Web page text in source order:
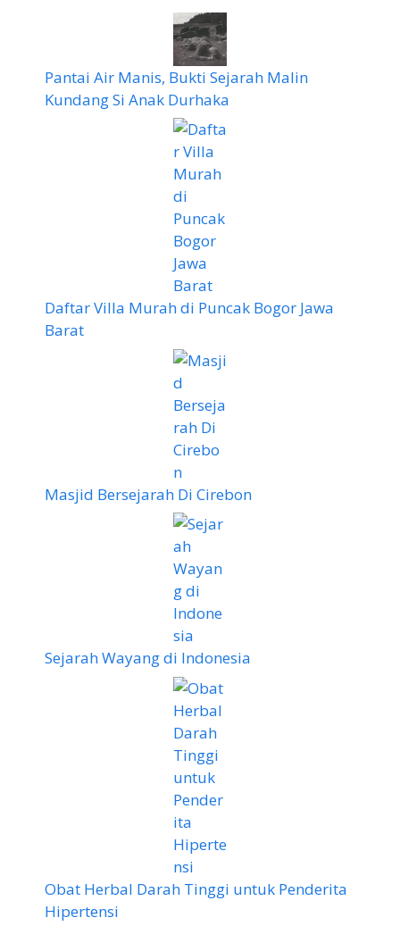
Pantai Air Manis, Bukti Sejarah Malin
Kundang Si Anak Durhaka
Daftar Villa Murah di Puncak Bogor Jawa
Barat
Masjid Bersejarah Di Cirebon
Sejarah Wayang di Indonesia
Obat Herbal Darah Tinggi untuk Penderita
Hipertensi